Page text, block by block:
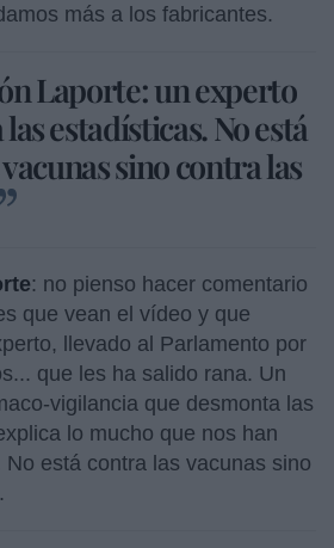
más a los fabricantes.
Laporte: un experto
estadísticas. No está
sino contra las
: no pienso hacer comentario
que vean el vídeo y que
llevado al Parlamento por
que les ha salido rana. Un
vigilancia que desmonta las
lo mucho que nos han
está contra las vacunas sino